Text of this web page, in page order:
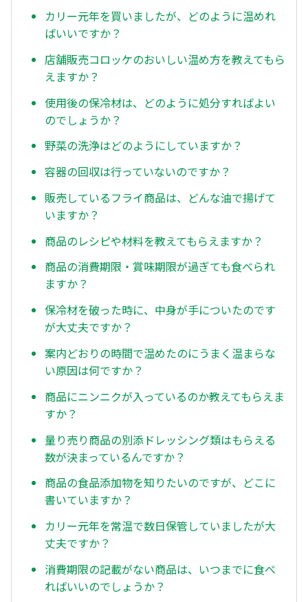
カリー元年を買いましたが、どのように温めれ
ばいいですか？
店舗販売コロッケのおいしい温め方を教えてもら
えますか？
使用後の保冷材は、どのように処分すればよい
のでしょうか？
野菜の洗浄はどのようにしていますか？
容器の回収は行っていないのですか？
販売しているフライ商品は、どんな油で揚げて
いますか？
商品のレシピや材料を教えてもらえますか？
商品の消費期限・賞味期限が過ぎても食べられ
ますか？
保冷材を破った時に、中身が手についたのです
が大丈夫ですか？
案内どおりの時間で温めたのにうまく温まらな
い原因は何ですか？
商品にニンニクが入っているのか教えてもらえま
すか？
量り売り商品の別添ドレッシング類はもらえる
数が決まっているんですか？
商品の食品添加物を知りたいのですが、どこに
書いていますか？
カリー元年を常温で数日保管していましたが大
丈夫ですか？
消費期限の記載がない商品は、いつまでに食べ
ればいいのでしょうか？